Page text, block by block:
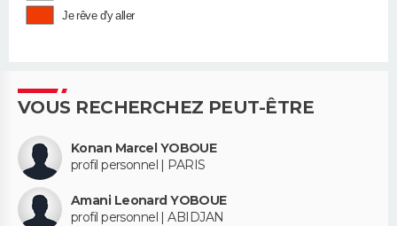
Je rêve d'y aller
VOUS RECHERCHEZ PEUT-ÊTRE
Konan Marcel YOBOUE
profil personnel | PARIS
Amani Leonard YOBOUE
profil personnel | ABIDJAN